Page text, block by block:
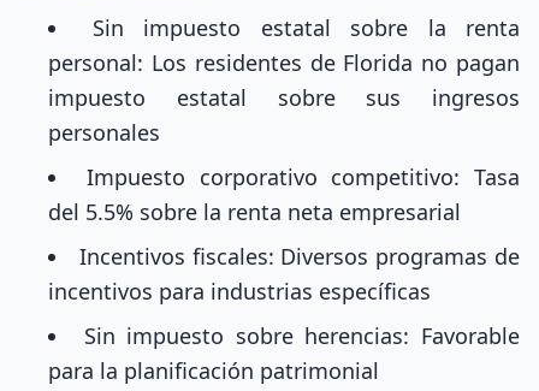
Sin impuesto estatal sobre la renta
personal: Los residentes de Florida no pagan
impuesto estatal sobre sus ingresos
personales
Impuesto corporativo competitivo: Tasa
del 5.5% sobre la renta neta empresarial
Incentivos fiscales: Diversos programas de
incentivos para industrias específicas
Sin impuesto sobre herencias: Favorable
para la planificación patrimonial